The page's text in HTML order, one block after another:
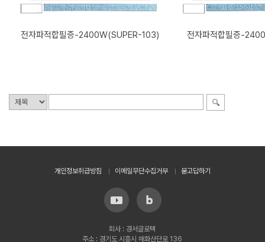
전자파적합필증-2400W(SUPER-103) 전자파적합필증-
개인정보취급방침 이메일무단수집거부 묻고답하기
회사 : 경서글로텍
주소 : 경기도 시흥시 매화산단로 136